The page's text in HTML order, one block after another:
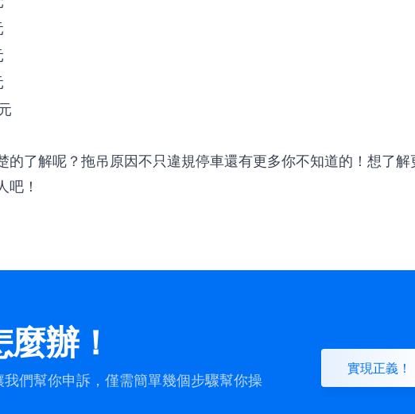
了解呢？拖吊原因不只違規停車還有更多你不知道的！想了解
吧！
辦！
們幫你申訴，僅需簡單幾個步驟幫你操
實現正義！